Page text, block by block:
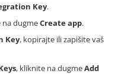
Key.
na dugmeCreate app.
Key, kopirajte ili zapišite vaš
, kliknite na dugmeAdd